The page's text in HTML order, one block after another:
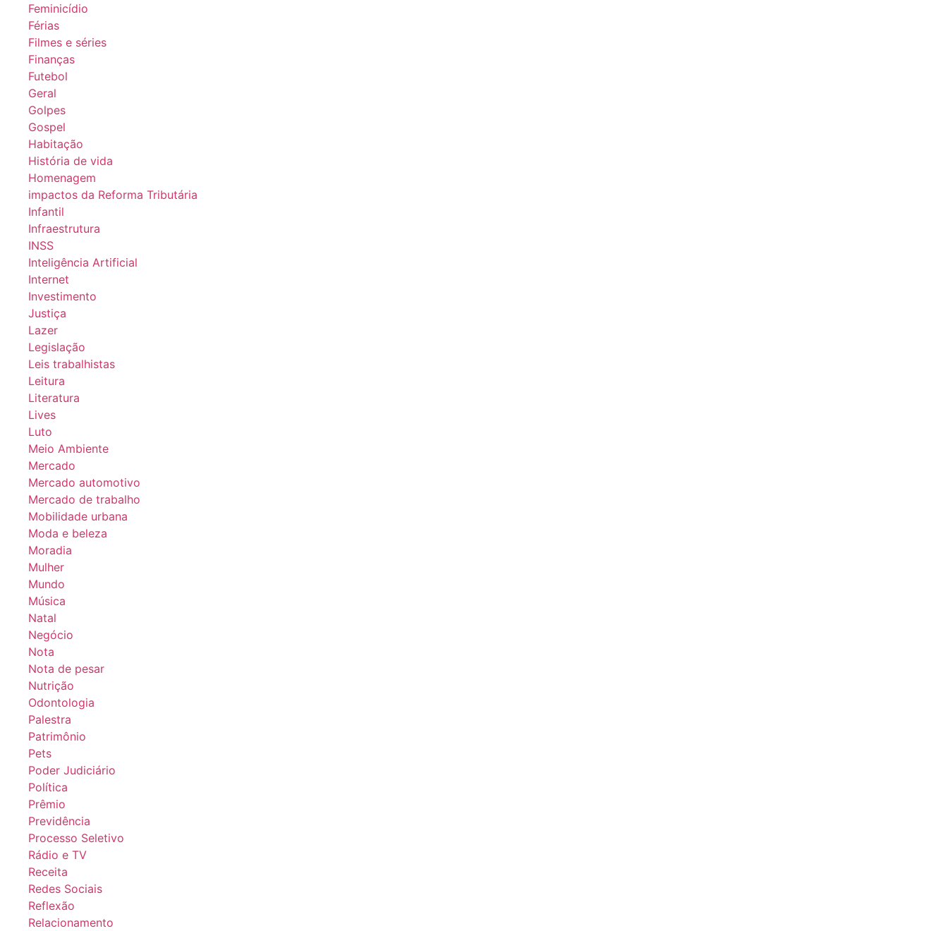
Feminicídio
Férias
Filmes e séries
Finanças
Futebol
Geral
Golpes
Gospel
Habitação
História de vida
Homenagem
impactos da Reforma Tributária
Infantil
Infraestrutura
INSS
Inteligência Artificial
Internet
Investimento
Justiça
Lazer
Legislação
Leis trabalhistas
Leitura
Literatura
Lives
Luto
Meio Ambiente
Mercado
Mercado automotivo
Mercado de trabalho
Mobilidade urbana
Moda e beleza
Moradia
Mulher
Mundo
Música
Natal
Negócio
Nota
Nota de pesar
Nutrição
Odontologia
Palestra
Patrimônio
Pets
Poder Judiciário
Política
Prêmio
Previdência
Processo Seletivo
Rádio e TV
Receita
Redes Sociais
Reflexão
Relacionamento